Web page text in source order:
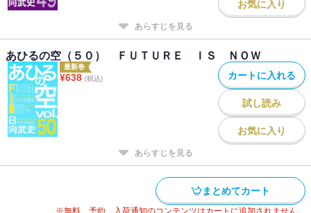
お気に入り
あらすじを見る
あひるの空（５０） ＦＵＴＵＲＥ ＩＳ ＮＯＷ
最新巻
¥638 (税込) カートに入れる
試し読み
お気に入り
あらすじを見る
まとめてカート
※無料、予約、入荷通知のコンテンツはカートに追加されません。